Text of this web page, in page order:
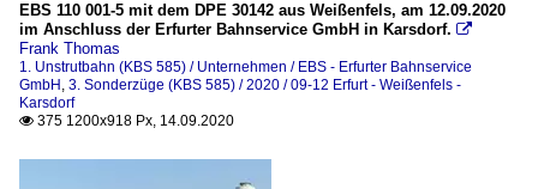
EBS 110 001-5 mit dem DPE 30142 aus Weißenfels, am 12.09.2020
im Anschluss der Erfurter Bahnservice GmbH in Karsdorf. 
Frank Thomas
1. Unstrutbahn (KBS 585) / Unternehmen / EBS - Erfurter Bahnservice
GmbH , 3. Sonderzüge (KBS 585) / 2020 / 09-12 Erfurt - Weißenfels -
Karsdorf
 375 1200x918 Px, 14.09.2020